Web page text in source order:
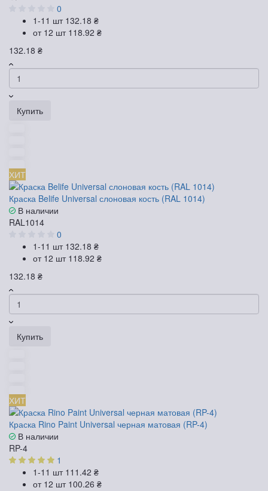
0
1-11 шт 132.18 ₴
от 12 шт 118.92 ₴
132.18 ₴
Купить
ХИТ
Краска Belife Universal слоновая кость (RAL 1014)
В наличии
RAL1014
0
1-11 шт 132.18 ₴
от 12 шт 118.92 ₴
132.18 ₴
Купить
ХИТ
Краска Rino Paint Universal черная матовая (RP-4)
В наличии
RP-4
1
1-11 шт 111.42 ₴
от 12 шт 100.26 ₴